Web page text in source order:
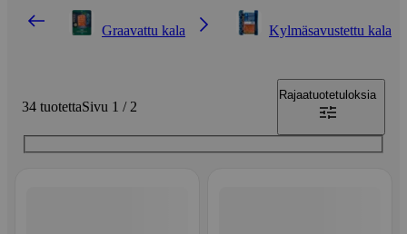
Graavattu kala Kylmäsavustettu kala
34 tuotettaSivu 1 / 2
Rajaatuotetuloksia